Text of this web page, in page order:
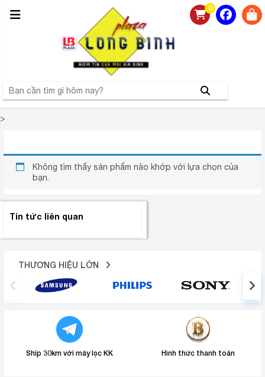
0
>
Không tìm thấy sản phẩm nào khớp với lựa chọn của
bạn.
Tin tức liên quan
THƯƠNG HIỆU LỚN
Ship 30km với máy lọc KK Hình thức thanh toán